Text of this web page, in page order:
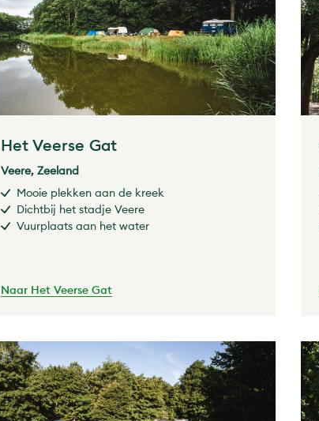
Het Veerse Gat
Veere, Zeeland
Mooie plekken aan de kreek
Dichtbij het stadje Veere
Vuurplaats aan het water
Naar Het Veerse Gat